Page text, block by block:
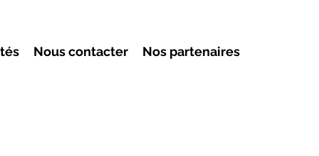
Nous contacter Nos partenaires